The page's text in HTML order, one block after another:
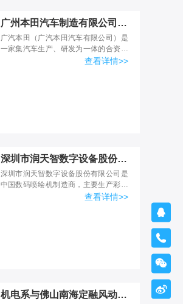
广州本田汽车制造有限公司-宣讲会
广汽本田（广汽本田汽车有限公司）是
一家集汽车生产、研发为一体的合资公
司，是由广州汽车集团公司和日本本田
查看详情>>
深圳市润天智数字设备股份有限公司
深圳市润天智数字设备股份有限公司是
中国数码喷绘机制造商，主要生产彩色
数码喷绘机, 溶剂/弱溶剂机喷绘机, UV
查看详情>>
机电系与佛山南海定融风动工具有限公司校企合作实习基地挂牌



